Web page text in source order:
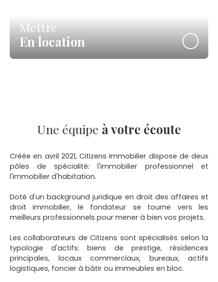
Mettre
En location
Une équipe à votre écoute
Créée en avril 2021, Citizens immobilier dispose de deux
pôles de spécialité: l'immobilier professionnel et
l'immobilier d'habitation.
Doté d'un background juridique en droit des affaires et
droit immobilier, le fondateur se tourne vers les
meilleurs professionnels pour mener à bien vos projets.
Les collaborateurs de Citizens sont spécialisés selon la
typologie d'actifs: biens de prestige, résidences
principales, locaux commerciaux, bureaux, actifs
logistiques, foncier à bâtir ou immeubles en bloc.